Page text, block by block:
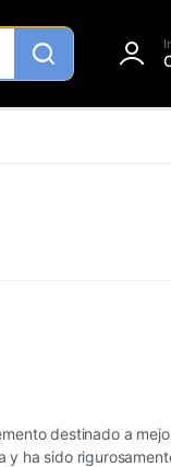
destinado a
y ha sido